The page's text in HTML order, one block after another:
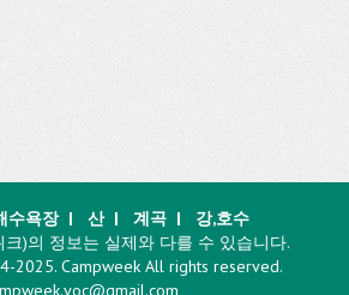
수욕장| 산| 계곡|
강,호수
크)의 정보는 실제와 다를 수 있습니다.
2025. Campweek All rights reserved.